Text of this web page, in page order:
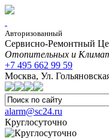
Авторизованный
Сервисно-Ремонтный
Отопительных и
+7 495 662 99 59
Москва, Ул.
alarm@sc24.ru
Круглосуточно